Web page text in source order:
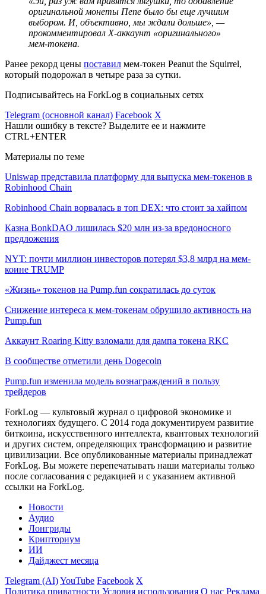
оригинальной монеты Пепе было бы еще лучшим
выбором. И, объективно, мы ждали дольше», —
прокомментировал X-аккаунт «оригинального»
мем-токена.
Ранее рекорд цены поставил мем-токен Peanut the Squirrel,
который подорожал в четыре раза за сутки.
Подписывайтесь на ForkLog в социальных сетях
Telegram (основной канал) Facebook X
Нашли ошибку в тексте? Выделите ее и нажмите
CTRL+ENTER
Материалы по теме
Uniswap представила платформу для выпуска мем-токенов в
Robinhood Chain
Robinhood Chain ворвалась в топ DEX: что стоит за хайпом
Казна BonkDAO лишилась $20 млн из-за вредоносного
предложения
NYT: почти миллион инвесторов потерял $3,8 млрд на мем-
коине TRUMP
«Жизнь» токенов на Pump.fun сократилась до суток
Снижение интереса к мем-токенам обрушило активность на
Pump.fun
Аккаунт Roaring Kitty взломали для дампа токена RKC
В сообществе отметили день Dogecoin
Pump.fun изменила модель вознаграждений в пользу
трейдеров
ForkLog — культовый журнал о цифровой экономике и
технологиях будущего. С 2014 года документируем развитие
биткоина, искусственного интеллекта, квантовых технологий
и других систем, определяющих трансформацию и развитие
цивилизации. Все опубликованные материалы принадлежат
ForkLog. Вы можете перепечатывать наши материалы только
после согласования с редакцией и с указанием активной
ссылки на ForkLog.
Новости
Аудио
Лонгриды
Крипториум
ИИ
Дайджест месяца
Telegram (AI)YouTube Facebook X
Политика приватности Условия использования О нас Реклама